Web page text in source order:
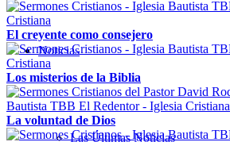
Noticias
Las Últimas Noticias
El creyente como consejero
Los misterios de la Biblia
La voluntad de Dios